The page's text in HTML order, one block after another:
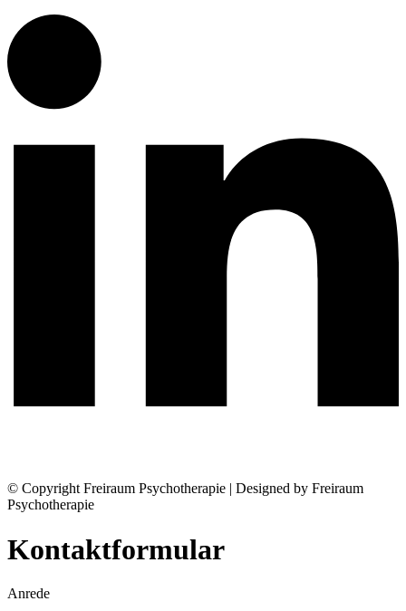
© Copyright Freiraum Psychotherapie | Designed by Freiraum
Psychotherapie
Kontaktformular
Anrede